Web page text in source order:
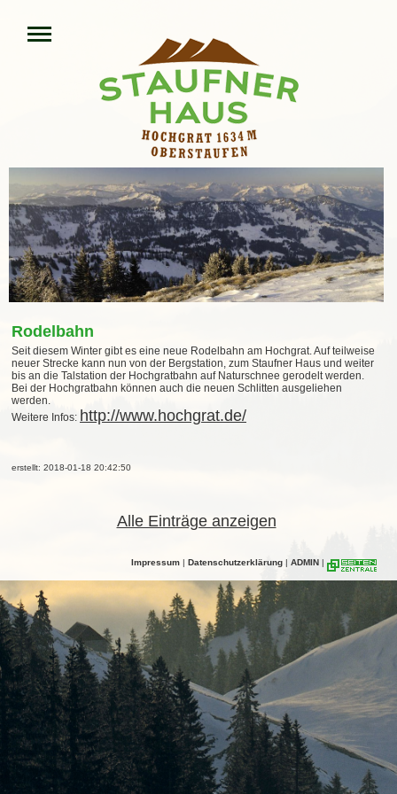
Rodelbahn
Seit diesem Winter gibt es eine neue Rodelbahn am Hochgrat. Auf teilweise
neuer Strecke kann nun von der Bergstation, zum Staufner Haus und weiter
bis an die Talstation der Hochgratbahn auf Naturschnee gerodelt werden.
Bei der Hochgratbahn können auch die neuen Schlitten ausgeliehen
werden.
Weitere Infos: http://www.hochgrat.de/
erstellt: 2018-01-18 20:42:50
Alle Einträge anzeigen
Impressum | Datenschutzerklärung | ADMIN |